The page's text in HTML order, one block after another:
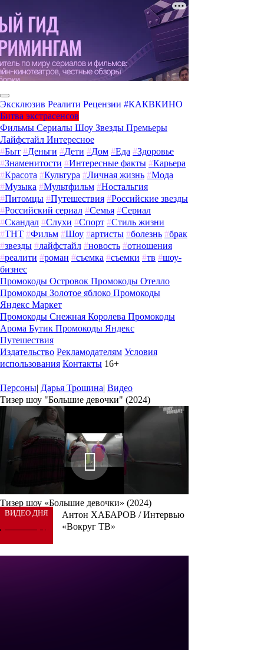
Эксклюзив Реалити Рецензии #КАКВКИНО
Битва экстрасенсов
Фильмы Сериалы Шоу Звезды Премьеры
Лайфстайл Интересное
#Быт #Деньги #Дети #Дом #Еда #Здоровье
#Знаменитости #Интересные факты #Карьера
#Красота #Культура #Личная жизнь #Мода
#Музыка #Мультфильм #Ностальгия
#Питомцы #Путешествия #Российские звезды
#Российский сериал #Семья #Сериал
#Скандал #Слухи #Спорт #Стиль жизни
#ТНТ #Фильм #Шоу #артисты #болезнь #брак
#звезды #лайфстайл #новость #отношения
#реалити #роман #съемка #съемки #тв #шоу-
бизнес
Промокоды Островок Промокоды Отелло
Промокоды Золотое яблоко Промокоды
Яндекс Маркет
Промокоды Снежная Королева Промокоды
Арома Бутик Промокоды Яндекс
Путешествия
Издательство Рекламодателям Условия
использования Контакты 16+
Персоны| Дарья Трошина| Видео
Тизер шоу "Большие девочки" (2024)
Тизер шоу «Большие девочки» (2024)
ВИДЕО ДНЯ
Антон ХАБАРОВ / Интервью
«Вокруг ТВ»